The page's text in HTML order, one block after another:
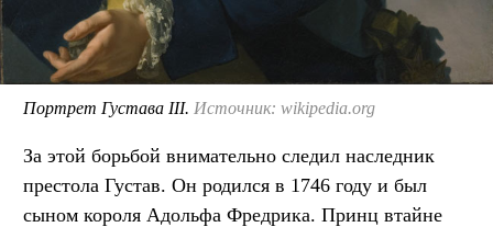
Портрет Густава III. Источник: wikipedia.org
За этой борьбой внимательно следил наследник
престола Густав. Он родился в 1746 году и был
сыном короля Адольфа Фредрика. Принц втайне